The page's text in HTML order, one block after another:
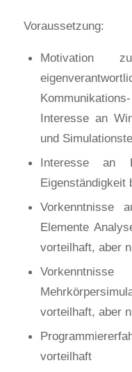
Voraussetzung:
Motivation
Interesse an
und
Interesse an
Eigenständigkeit
Vorkenntnisse
Elemente
vorteilhaft, aber
vorteilhaft, aber
vorteilhaft